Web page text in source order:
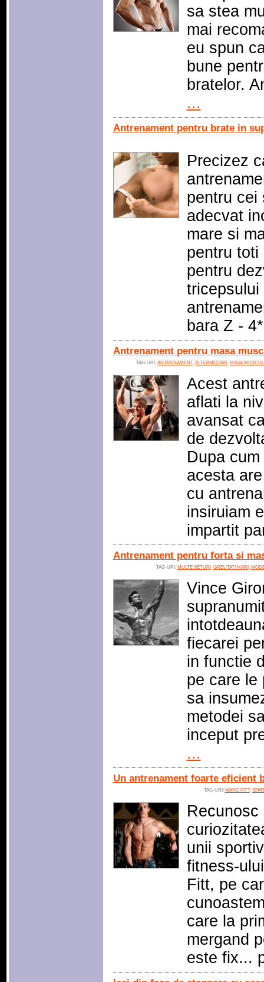
sa stea
mai
eu spun
bune
bratelor.
...
Antrenament pentru brate in
Precizez
pentru cei
adecvat
mare si
pentru toti
pentru
tricepsului
bara Z -
Antrenament pentru masa
TAG-URI: ANTRENAMENT, INTERMEDIAR, MASA
Acest
aflati la
avansat
de
Dupa
acesta
cu
insiruiam
impartit
Antrenament pentru forta si
TAG-URI: MULTE SETURI , GREUTATI MARI ,
Vince
fiecarei
in functie
pe care le
sa
metodei
inceput
...
Un antrenament foarte eficient
TAG-URI: MARC FITT,
Recunosc
unii
fitness-
Fitt, pe
care la
mergand
este fix...